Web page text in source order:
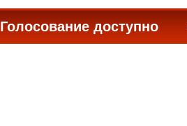
Голосование доступно